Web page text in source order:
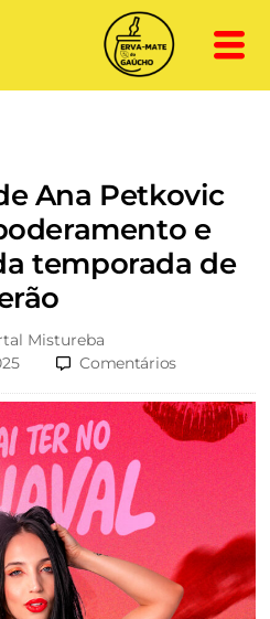
Ana Petkovic
e
temporada de
Mistureba
Comentários